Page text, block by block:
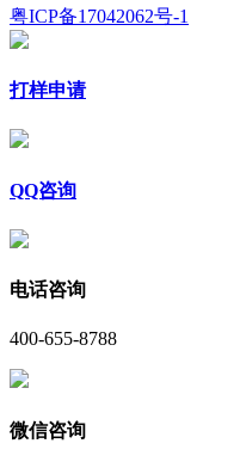
粤ICP备17042062号-1
打样申请
QQ咨询
电话咨询
400-655-8788
微信咨询